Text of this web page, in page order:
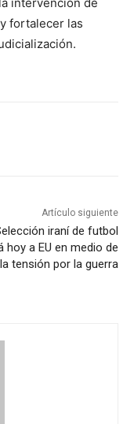
fortalecer las
Artículo siguiente
iraní de futbol
hoy a EU en medio de
la tensión por la guerra